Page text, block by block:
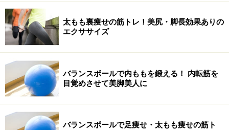
戻す時もゆっくりがポイントです
この脚の曲げ伸ばしを、息を止めずにゆっくりと繰り返
これを20回×2～3セット
内ももだけを意識すると、より効果がＵＰします。内転
筋を鍛えると、O脚の改善にも繋がりますよ。内転筋を
鍛えて美脚美人にボディメイキングを！
太もも裏痩せの筋トレ！美尻・脚長効果ありの
エクササイズ
バランスボールで内ももを鍛える！ 内転筋を
目覚めさせて美脚美人に
バランスボールで足痩せ・太もも痩せの筋ト